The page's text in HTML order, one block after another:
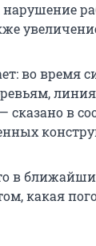
во время
сказано в
в
какая